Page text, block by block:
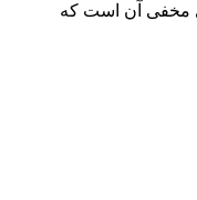
مخفی آن است که